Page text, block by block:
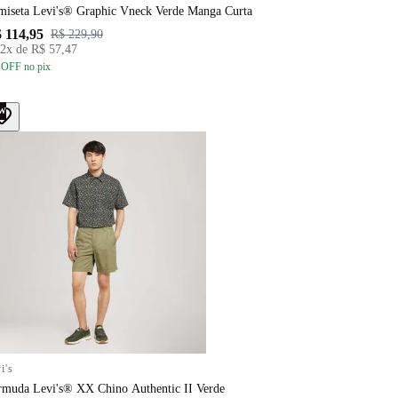
Levi's® Graphic Vneck Verde Manga Curta
114,95 R$ 229,90
2x de R$ 57,47
no pix
Levi's® XX Chino Authentic II Verde